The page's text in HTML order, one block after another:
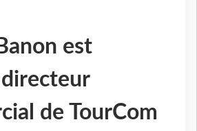
est
de TourCom